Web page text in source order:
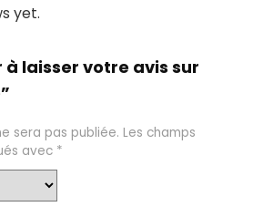
yet.
à laisser votre avis sur
sera pas publiée. Les champs
avec *